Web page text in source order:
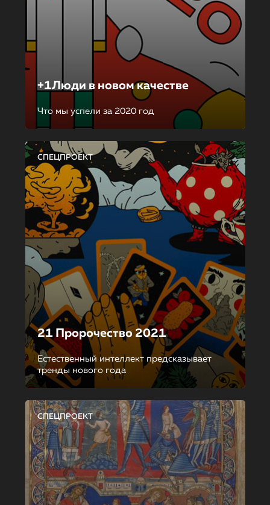
+1Люди в новом качестве
Что мы успели за 2020 год
СПЕЦПРОЕКТ
21 Пророчество 2021
Естественный интеллект предсказывает
тренды нового года
СПЕЦПРОЕКТ